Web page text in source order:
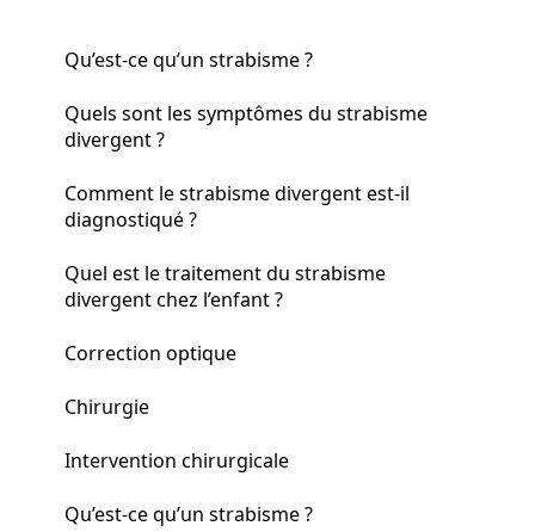
Qu’est-ce qu’un strabisme ?
Quels sont les symptômes du strabisme
divergent ?
Comment le strabisme divergent est-il
diagnostiqué ?
Quel est le traitement du strabisme
divergent chez l’enfant ?
Correction optique
Chirurgie
Intervention chirurgicale
Qu’est-ce qu’un strabisme ?